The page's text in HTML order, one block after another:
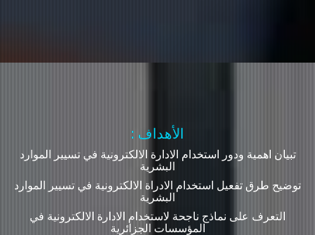
: الأهداف
تبيان اهمية ودور استخدام الادارة الالكترونية في تسيير الموارد
البشرية
توضيح طرق تفعيل استخدام الادراة الالكترونية في تسيير الموارد
البشرية
التعرف على نماذج ناجحة لاستخدام الادارة الالكترونية في
المؤسسات الجزائرية